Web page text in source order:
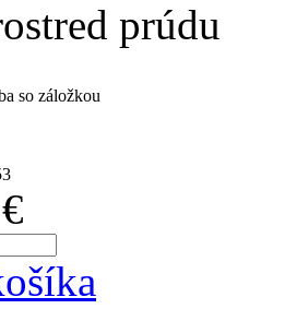
prúdu
so záložkou